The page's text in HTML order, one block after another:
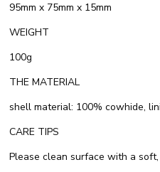
95mm x 75mm x 15mm
WEIGHT
100g
THE MATERIAL
shell material: 100% cowhide,
CARE TIPS
Please clean surface with a